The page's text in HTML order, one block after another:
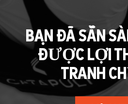
BẠN ĐÃ SẴN
ĐƯỢC LỢI
TRANH